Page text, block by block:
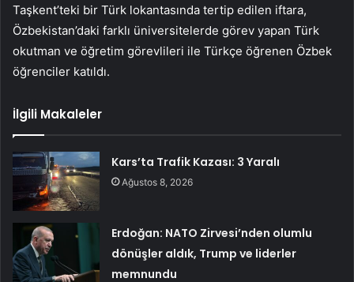
Taşkent’teki bir Türk lokantasında tertip edilen iftara,
Özbekistan’daki farklı üniversitelerde görev yapan Türk
okutman ve öğretim görevlileri ile Türkçe öğrenen Özbek
öğrenciler katıldı.
İlgili Makaleler
Kars’ta Trafik Kazası: 3 Yaralı
Ağustos 8, 2026
Erdoğan: NATO Zirvesi’nden olumlu
dönüşler aldık, Trump ve liderler
memnundu